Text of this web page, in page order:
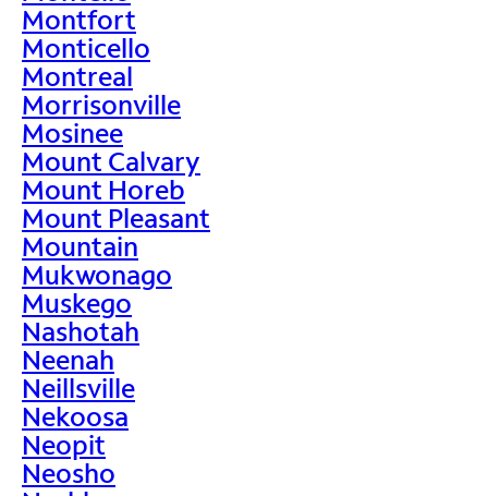
Montfort
Monticello
Montreal
Morrisonville
Mosinee
Mount Calvary
Mount Horeb
Mount Pleasant
Mountain
Mukwonago
Muskego
Nashotah
Neenah
Neillsville
Nekoosa
Neopit
Neosho